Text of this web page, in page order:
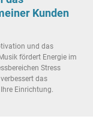
Kunden
und das
fördert Energie im
Stress
das
Einrichtung.